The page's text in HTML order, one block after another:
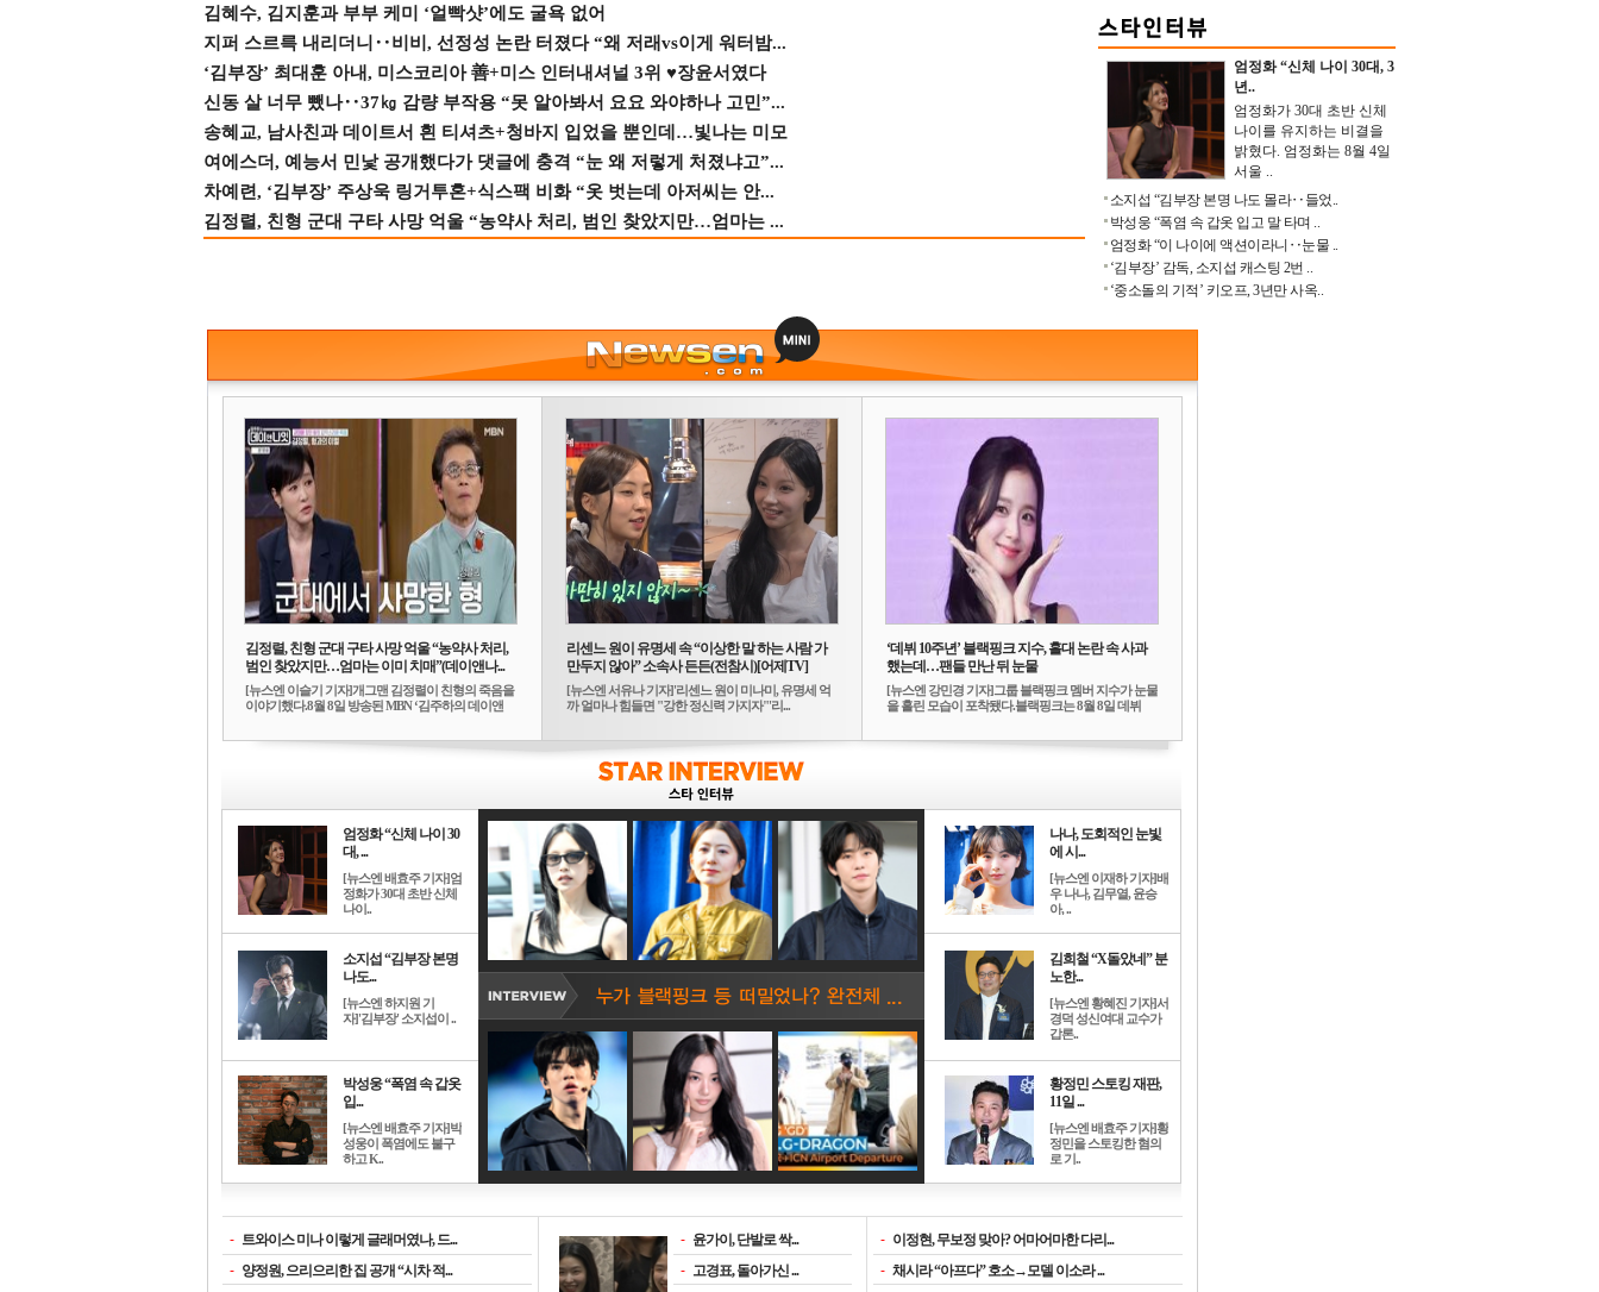
김혜수, 김지훈과 부부 케미 ‘얼빡샷’에도 굴욕 없어
지퍼 스르륵 내리더니‥비비, 선정성 논란 터졌다 “왜 저래vs이게 워터밤...
‘김부장’ 최대훈 아내, 미스코리아 善+미스 인터내셔널 3위 ♥장윤서였다
신동 살 너무 뺐나‥37㎏ 감량 부작용 “못 알아봐서 요요 와야하나 고민”...
송혜교, 남사친과 데이트서 흰 티셔츠+청바지 입었을 뿐인데…빛나는 미모
여에스더, 예능서 민낯 공개했다가 댓글에 충격 “눈 왜 저렇게 처졌냐고”...
차예련, ‘김부장’ 주상욱 링거투혼+식스팩 비화 “옷 벗는데 아저씨는 안...
김정렬, 친형 군대 구타 사망 억울 “농약사 처리, 범인 찾았지만…엄마는 ...
엄정화 “신체 나이 30대, 3
년..
엄정화가 30대 초반 신체
나이를 유지하는 비결을
밝혔다. 엄정화는 8월 4일
서울 ..
소지섭 “김부장 본명 나도 몰라‥들었..
박성웅 “폭염 속 갑옷 입고 말 타며 ..
엄정화 “이 나이에 액션이라니‥눈물 ..
‘김부장’ 감독, 소지섭 캐스팅 2번 ..
‘중소돌의 기적’ 키오프, 3년만 사옥..
김정렬, 친형 군대 구타 사망 억울 “농약사 처리,
범인 찾았지만…엄마는 이미 치매”(데이앤나...
[뉴스엔 이슬기 기자]개그맨 김정렬이 친형의 죽음을
이야기했다.8월 8일 방송된 MBN ‘김주하의 데이앤
리센느 원이 유명세 속 “이상한 말 하는 사람 가
만두지 않아” 소속사 든든(전참시)[어제TV]
[뉴스엔 서유나 기자]'리센느 원이 미나미, 유명세 억
까 얼마나 힘들면 "강한 정신력 가지자"'리...
‘데뷔 10주년’ 블랙핑크 지수, 홀대 논란 속 사과
했는데…팬들 만난 뒤 눈물
[뉴스엔 강민경 기자]그룹 블랙핑크 멤버 지수가 눈물
을 흘린 모습이 포착됐다.블랙핑크는 8월 8일 데뷔
엄정화 “신체 나이 30
대, ...
[뉴스엔 배효주 기자]엄
정화가 30대 초반 신체
나이..
소지섭 “김부장 본명
나도...
[뉴스엔 하지원 기
자]'김부장' 소지섭이 ..
박성웅 “폭염 속 갑옷
입...
[뉴스엔 배효주 기자]박
성웅이 폭염에도 불구
하고 K..
나나, 도회적인 눈빛
에 시...
[뉴스엔 이재하 기자]배
우 나나, 김무열, 윤승
아, ..
김희철 “X돌았네” 분
노한...
[뉴스엔 황혜진 기자]서
경덕 성신여대 교수가
갑론..
황정민 스토킹 재판,
11일 ...
[뉴스엔 배효주 기자]황
정민을 스토킹한 혐의
로 기..
- 트와이스 미나 이렇게 글래머였나, 드...
- 양정원, 으리으리한 집 공개 “시차 적...
- 윤가이, 단발로 싹...
- 고경표, 돌아가신 ...
- 이정현, 무보정 맞아? 어마어마한 다리...
- 채시라 “아프다” 호소→모델 이소라 ...